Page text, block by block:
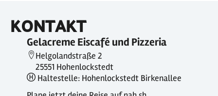
KONTAKT
Gelacreme Eiscafé und Pizzeria
Helgolandstraße 2
25551 Hohenlockstedt
Haltestelle: Hohenlockstedt Birkenallee